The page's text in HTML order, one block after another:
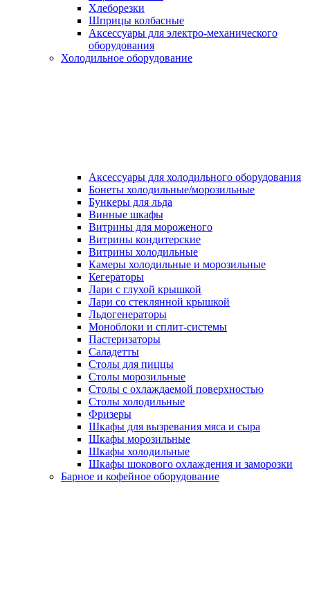
Хлеборезки
Шприцы колбасные
Аксессуары для электро-механического
оборудования
Холодильное оборудование
Аксессуары для холодильного оборудования
Бонеты холодильные/морозильные
Бункеры для льда
Винные шкафы
Витрины для мороженого
Витрины кондитерские
Витрины холодильные
Камеры холодильные и морозильные
Кегераторы
Лари с глухой крышкой
Лари со стеклянной крышкой
Льдогенераторы
Моноблоки и сплит-системы
Пастеризаторы
Саладетты
Столы для пиццы
Столы морозильные
Столы с охлаждаемой поверхностью
Столы холодильные
Фризеры
Шкафы для вызревания мяса и сыра
Шкафы морозильные
Шкафы холодильные
Шкафы шокового охлаждения и заморозки
Барное и кофейное оборудование